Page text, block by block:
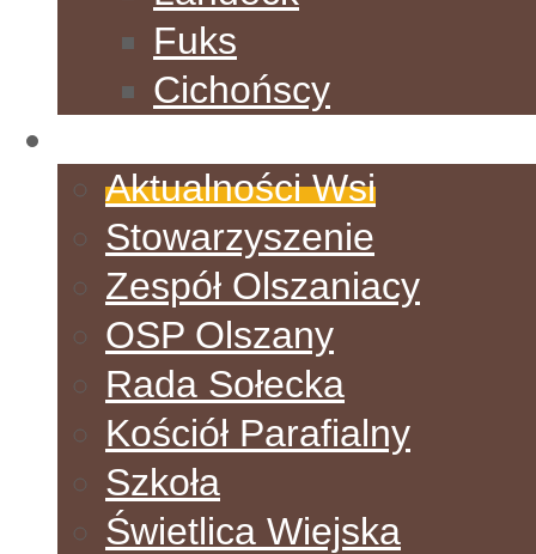
Fuks
Cichońscy
Aktualności Wsi
Stowarzyszenie
Zespół Olszaniacy
OSP Olszany
Rada Sołecka
Kościół Parafialny
Szkoła
Świetlica Wiejska